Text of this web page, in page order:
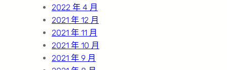
2022 年 4 月
2021 年 12 月
2021 年 11 月
2021 年 10 月
2021 年 9 月